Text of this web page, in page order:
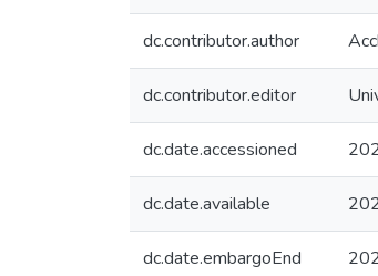
dc.contributor.author
dc.contributor.editor
dc.date.accessioned
dc.date.available
dc.date.embargoEnd